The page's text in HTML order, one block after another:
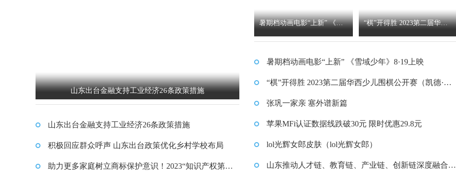
山东出台金融支持工业经济26条政策措施
山东出台金融支持工业经济26条政策措施
积极回应群众呼声 山东出台政策优化乡村学校布局
助力更多家庭树立商标保护意识！2023“知识产权第二
暑期档动画电影“上新” 《雪 “棋”开得胜 2023第二届华西
南）即将开赛
暑期档动画电影“上新” 《雪域少年》8·19上映
“棋”开得胜 2023第二届华西少儿围棋公开赛（凯德·新
南）即将开赛
张巩一家亲 塞外谱新篇
苹果MFi认证数据线跌破30元 限时优惠29.8元
lol光辉女郎皮肤（lol光辉女郎）
山东推动人才链、教育链、产业链、创新链深度融合，